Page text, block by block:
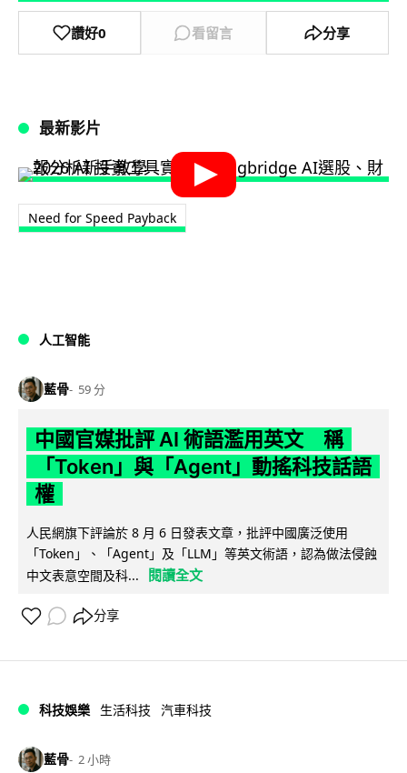
讚好0 看留言 分享
最新影片
Need for Speed Payback
人工智能
藍骨 59 分
中國官媒批評 AI 術語濫用英文 稱
「Token」與「Agent」動搖科技話語
權
人民網旗下評論於 8 月 6 日發表文章，批評中國廣泛使用
「Token」、「Agent」及「LLM」等英文術語，認為做法侵蝕
中文表意空間及科...
閱讀全文
分享
科技娛樂 生活科技 汽車科技
藍骨 2 小時